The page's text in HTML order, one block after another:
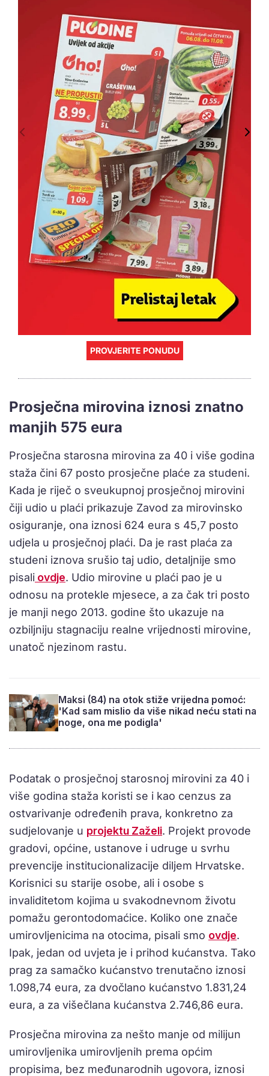
PROVJERITE PONUDU
Prosječna mirovina iznosi znatno
manjih 575 eura
Prosječna starosna mirovina za 40 i više godina
staža čini 67 posto prosječne plaće za studeni.
Kada je riječ o sveukupnoj prosječnoj mirovini
čiji udio u plaći prikazuje Zavod za mirovinsko
osiguranje, ona iznosi 624 eura s 45,7 posto
udjela u prosječnoj plaći. Da je rast plaća za
studeni iznova srušio taj udio, detaljnije smo
pisali ovdje. Udio mirovine u plaći pao je u
odnosu na protekle mjesece, a za čak tri posto
je manji nego 2013. godine što ukazuje na
ozbiljniju stagnaciju realne vrijednosti mirovine,
unatoč njezinom rastu.
Maksi (84) na otok stiže vrijedna pomoć:
'Kad sam mislio da više nikad neću stati na
noge, ona me podigla'
Podatak o prosječnoj starosnoj mirovini za 40 i
više godina staža koristi se i kao cenzus za
ostvarivanje određenih prava, konkretno za
sudjelovanje u projektu Zaželi. Projekt provode
gradovi, općine, ustanove i udruge u svrhu
prevencije institucionalizacije diljem Hrvatske.
Korisnici su starije osobe, ali i osobe s
invaliditetom kojima u svakodnevnom životu
pomažu gerontodomaćice. Koliko one znače
umirovljenicima na otocima, pisali smo ovdje.
Ipak, jedan od uvjeta je i prihod kućanstva. Tako
prag za samačko kućanstvo trenutačno iznosi
1.098,74 eura, za dvočlano kućanstvo 1.831,24
eura, a za višečlana kućanstva 2.746,86 eura.
Prosječna mirovina za nešto manje od milijun
umirovljenika umirovljenih prema općim
propisima, bez međunarodnih ugovora, iznosi